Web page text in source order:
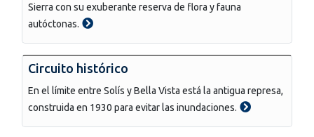
Sierra con su exuberante reserva de flora y fauna
autóctonas.
Circuito histórico
En el límite entre Solís y Bella Vista está la antigua represa,
construida en 1930 para evitar las inundaciones.